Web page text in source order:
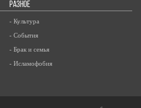
РАЗНОЕ
- Культура
- События
- Брак и семья
- Исламофобия